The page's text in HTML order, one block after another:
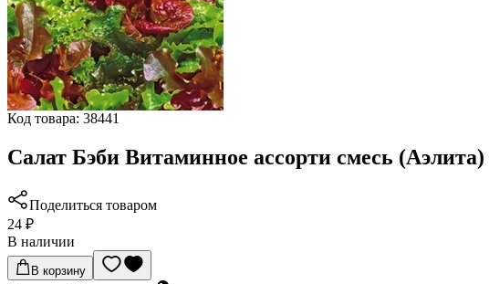
Код товара: 38441
Салат Бэби Витаминное ассорти смесь (Аэлита)
Поделиться товаром
24 ₽
В наличии
В корзину